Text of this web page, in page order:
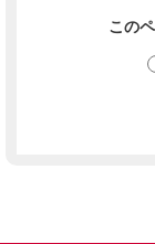
この